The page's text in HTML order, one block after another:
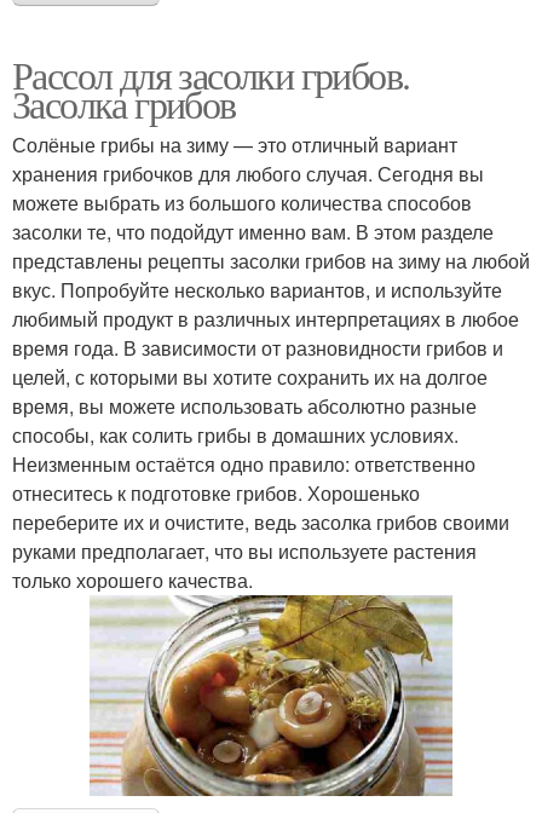
Рассол для засолки грибов.
Засолка грибов
Солёные грибы на зиму — это отличный вариант
хранения грибочков для любого случая. Сегодня вы
можете выбрать из большого количества способов
засолки те, что подойдут именно вам. В этом разделе
представлены рецепты засолки грибов на зиму на любой
вкус. Попробуйте несколько вариантов, и используйте
любимый продукт в различных интерпретациях в любое
время года. В зависимости от разновидности грибов и
целей, с которыми вы хотите сохранить их на долгое
время, вы можете использовать абсолютно разные
способы, как солить грибы в домашних условиях.
Неизменным остаётся одно правило: ответственно
отнеситесь к подготовке грибов. Хорошенько
переберите их и очистите, ведь засолка грибов своими
руками предполагает, что вы используете растения
только хорошего качества.